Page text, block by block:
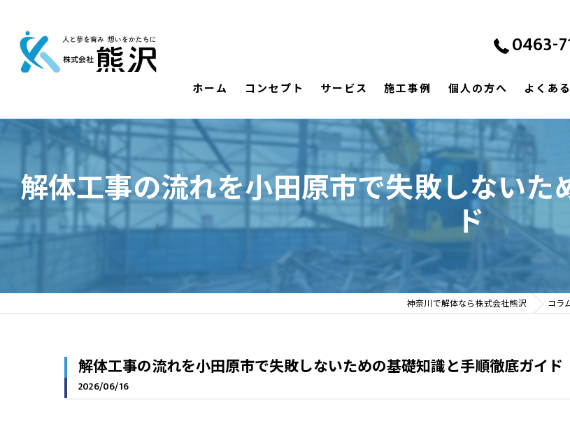
0463-
ホーム コンセプト サービス 施工事例 個人の方へ よくあ
解体工事の流れを小田原市で失敗しない
ド
神奈川で解体なら株式会社熊沢 コラ
解体工事の流れを小田原市で失敗しないための基礎知識と手順徹底ガイド
2026/06/16